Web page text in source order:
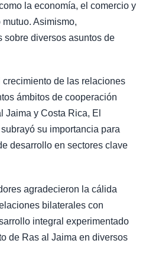
la economía, el comercio y
Asimismo,
sobre diversos asuntos de
de las relaciones
ámbitos de cooperación
Jaima y Costa Rica, El
su importancia para
desarrollo en sectores clave
agradecieron la cálida
bilaterales con
integral experimentado
de Ras al Jaima en diversos